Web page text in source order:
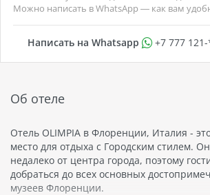
Можно написать в WhatsApp — как вам
Написать на Whatsapp +7 777
Об отеле
Отель OLIMPIA в Флоренции, Италия -
место для отдыха с Городским стилем.
недалеко от центра города, поэтому
добраться до всех основных
музеев Флоренции.